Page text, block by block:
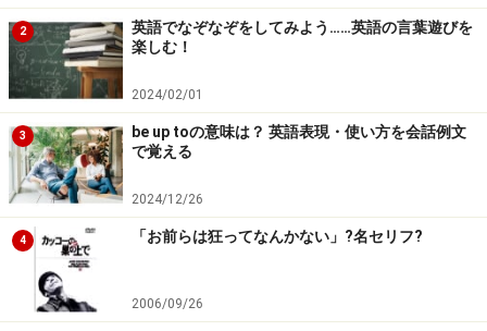
頭文字をとった略語……GDP・CIA・WHOなどの英語
名
英語の引用符とピリオドの位置・使い方
英単語記憶・楽に続ける6つのポイント
英語略語集30選！ betweenやconfirmはこう略す
「右から二番目」を英語で言う・表現するには？
※記事内容は執筆時点のものです。最新の内容をご確認くださ
い。
2
英語でなぞなぞをしてみよう……英語の言葉遊びを
楽しむ！
2024/02/01
3
be up toの意味は？ 英語表現・使い方を会話例文
で覚える
2024/12/26
4 「お前らは狂ってなんかない」?名セリフ?
2006/09/26